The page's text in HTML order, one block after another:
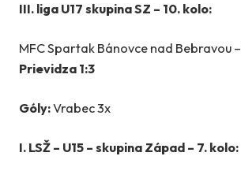
III. liga U17 skupina SZ – 10. kolo:
MFC Spartak Bánovce nad Bebravou –
Prievidza 1:3
Góly:Vrabec 3x
I. LSŽ – U15 – skupina Západ – 7. kolo: